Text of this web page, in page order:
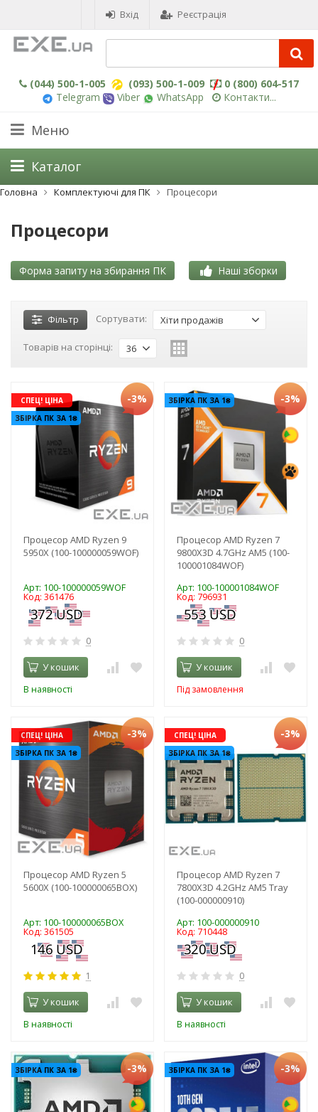
Вхід Реєстрація
(044) 500-1-005 (093) 500-1-009
0 (800) 604-517
Telegram
Viber WhatsApp Контакти...
Меню
Головна Комплектуючі для ПК Процесори
Процесори
Форма запиту на збирання ПК Наші зборки
Фільтр Сортувати: Хіти продажів
Товарів на сторінці: 36
СПЕЦ! ЦІНА
ЗБІРКА ПК ЗА 1₴
-3%
Процесор AMD Ryzen 9
5950X (100-100000059WOF)
Арт: 100-100000059WOF
Код: 361476
0
У кошик
В наявності
ЗБІРКА ПК ЗА 1₴ -3%
Процесор AMD Ryzen 7
9800X3D 4.7GHz AM5 (100-
100001084WOF)
Арт: 100-100001084WOF
Код: 796931
0
У кошик
Під замовлення
СПЕЦ! ЦІНА
ЗБІРКА ПК ЗА 1₴
-3%
Процесор AMD Ryzen 5
5600X (100-100000065BOX)
Арт: 100-100000065BOX
Код: 361505
1
У кошик
В наявності
СПЕЦ! ЦІНА
ЗБІРКА ПК ЗА 1₴
-3%
Процесор AMD Ryzen 7
7800X3D 4.2GHz AM5 Tray
(100-000000910)
Арт: 100-000000910
Код: 710448
0
У кошик
В наявності
ЗБІРКА ПК ЗА 1₴ -3% ЗБІРКА ПК ЗА 1₴ -3%
Каталог